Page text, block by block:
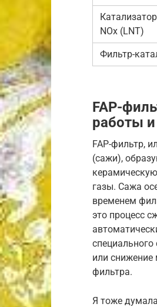
NOx (LNT)
Фильтр-
FAP-
работы и
FAP-фильтр,
(сажи),
газы. Сажа
временем
это процесс
или снижение
фильтра.
Я тоже